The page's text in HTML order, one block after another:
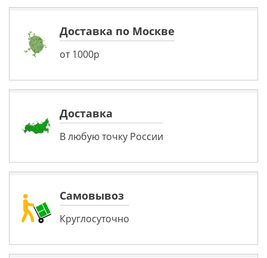
Доставка по Москве
от 1000р
Доставка
В любую точку России
Самовывоз
Круглосуточно